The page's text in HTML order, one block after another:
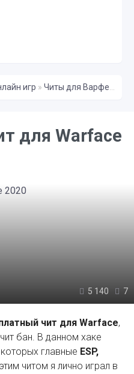
игр » Читы для Варфейс
для Warface
5 140 7
чит для Warface,
бан. В данном хаке
главные ESP,
читом я лично играл в